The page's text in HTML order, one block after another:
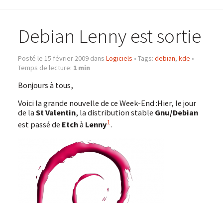
Debian Lenny est sortie
Posté le 15 février 2009 dans Logiciels • Tags: debian, kde •
Temps de lecture: 1 min
Bonjours à tous,
Voici la grande nouvelle de ce Week-End :Hier, le jour
de la St Valentin, la distribution stable Gnu/Debian
est passé de Etchà Lenny1.